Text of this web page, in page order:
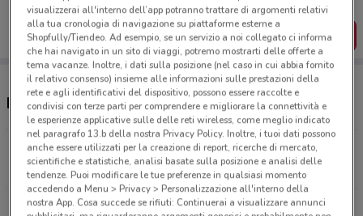
dal tuo cellulare.
SCARICA L’APP
Negozi Ferplast a Modena
VIA GIARDINI, 622/624 Modena
2.6 km
VIA BARCHETTA, 222 Modena
visualizzerai all'interno dell’app potranno trattare di argomenti relativi
alla tua cronologia di navigazione su piattaforme esterne a
Shopfully/Tiendeo. Ad esempio, se un servizio a noi collegato ci informa
che hai navigato in un sito di viaggi, potremo mostrarti delle offerte a
tema vacanze. Inoltre, i dati sulla posizione (nel caso in cui abbia fornito
il relativo consenso) insieme alle informazioni sulle prestazioni della
rete e agli identificativi del dispositivo, possono essere raccolte e
condivisi con terze parti per comprendere e migliorare la connettività e
le esperienze applicative sulle delle reti wireless, come meglio indicato
nel paragrafo 13.b della nostra Privacy Policy. Inoltre, i tuoi dati possono
anche essere utilizzati per la creazione di report, ricerche di mercato,
scientifiche e statistiche, analisi basate sulla posizione e analisi delle
tendenze. Puoi modificare le tue preferenze in qualsiasi momento
accedendo a Menu > Privacy > Personalizzazione all'interno della
nostra App. Cosa succede se rifiuti: Continuerai a visualizzare annunci